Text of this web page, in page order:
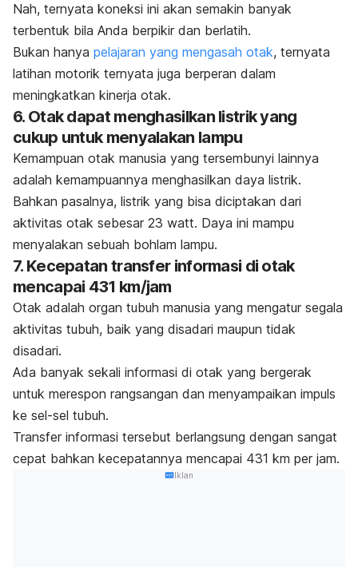
Nah, ternyata koneksi ini akan semakin banyak
terbentuk bila Anda berpikir dan berlatih.
Bukan hanya pelajaran yang mengasah otak, ternyata
latihan motorik ternyata juga berperan dalam
meningkatkan kinerja otak.
6. Otak dapat menghasilkan listrik yang
cukup untuk menyalakan lampu
Kemampuan otak manusia yang tersembunyi lainnya
adalah kemampuannya menghasilkan daya listrik.
Bahkan pasalnya, listrik yang bisa diciptakan dari
aktivitas otak sebesar 23 watt. Daya ini mampu
menyalakan sebuah bohlam lampu.
7. Kecepatan transfer informasi di otak
mencapai 431 km/jam
Otak adalah organ tubuh manusia yang mengatur segala
aktivitas tubuh, baik yang disadari maupun tidak
disadari.
Ada banyak sekali informasi di otak yang bergerak
untuk merespon rangsangan dan menyampaikan impuls
ke sel-sel tubuh.
Transfer informasi tersebut berlangsung dengan sangat
cepat bahkan kecepatannya mencapai 431 km per jam.
Iklan